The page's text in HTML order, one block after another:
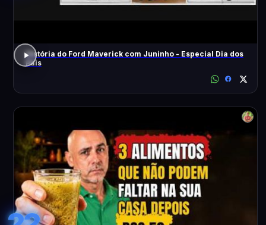
História do Ford Maverick com Juninho - Especial Dia dos
Pais